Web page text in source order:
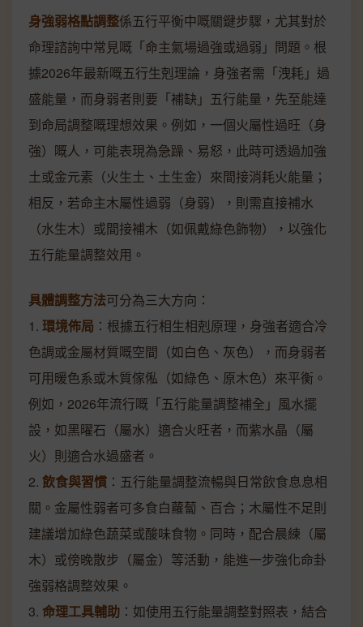
身強弱格點調整係五行平衡中嘅關鍵步驟，尤其對於
命理諮詢中常見嘅「命主氣場過強或過弱」問題。根
據2026年最新嘅五行生剋理論，身強者需「洩耗」過
盛能量，而身弱者則要「補缺」五行能量，先至能達
到命局調整嘅理想效果。例如，一個火屬性過旺（身
強）嘅人，可能表現為急躁、易怒，此時可透過加強
土或金元素（火生土、土生金）來間接消耗火能量；
相反，若命主木屬性過弱（身弱），則需直接補水
（水生木）或間接補木（如佩戴綠色飾物），以強化
五行能量調整效用。
具體調整方法可分為三大方向：
1. 環境佈局 ：根據五行相生相剋原理，身強者適合冷
色調或金屬材質嘅空間（如白色、灰色），而身弱者
可用暖色系或木質傢俬（如綠色、原木色）來平衡。
例如，2026年流行嘅「五行能量調整補全」風水擺
設，如黑曜石（屬水）適合火旺者，而紫水晶（屬
火）則適合水過盛者。
2. 飲食與習慣 ：五行能量調整流暢與日常飲食息息相
關。金屬性弱者可多食白蘿蔔、百合；木屬性不足則
建議增加綠色蔬菜或酸味食物。同時，配合晨練（屬
木）或傍晚散步（屬金）等活動，能進一步強化命卦
強弱格調整效果。
3. 命理工具輔助 ：如使用五行能量調整對照表，結合